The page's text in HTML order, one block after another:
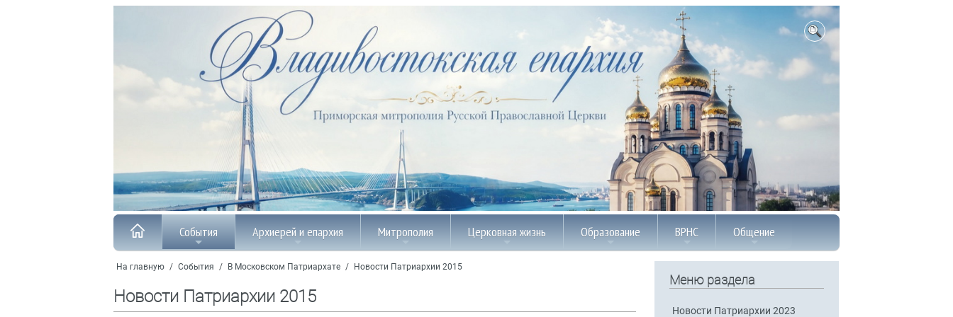
События Архиерей и епархия Митрополия Церковная жизнь Образование ВРНС Общение
На главную / События / В Московском Патриархате / Новости Патриархии 2015
Новости Патриархии 2015
Меню раздела
Новости Патриархии 2023